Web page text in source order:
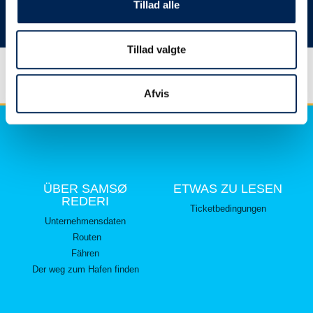
Tillad alle
Tillad valgte
Afvis
Vielen Dank für Ihr Verständnis.
ÜBER SAMSØ
REDERI
Unternehmensdaten
Routen
Fähren
Der weg zum Hafen finden
ETWAS ZU LESEN
Ticketbedingungen